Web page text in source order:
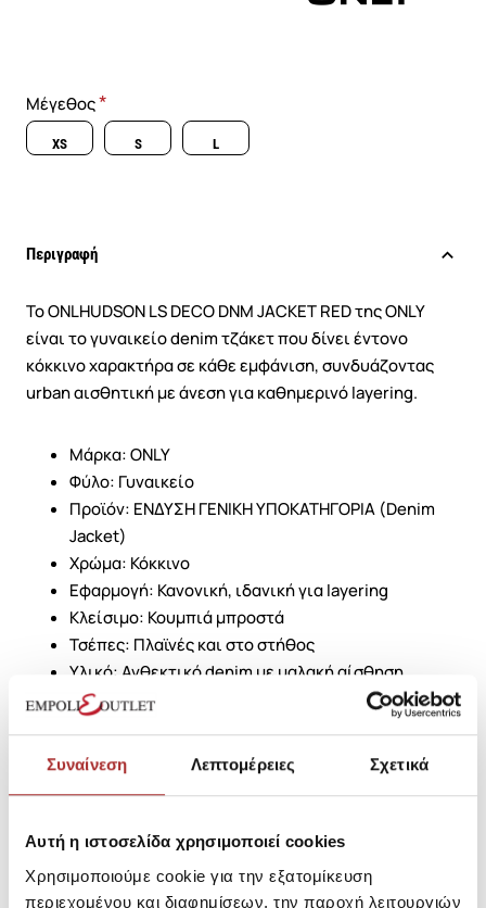
Συναίνεση Λεπτομέρειες Σχετικά
Αυτή η ιστοσελίδα χρησιμοποιεί cookies
Χρησιμοποιούμε cookie για την εξατομίκευση
περιεχομένου και διαφημίσεων, την παροχή λειτουργιών
Μέγεθος
XS S L
Περιγραφή
Το ONLHUDSON LS DECO DNM JACKET RED της ONLY
είναι το γυναικείο denim τζάκετ που δίνει έντονο
κόκκινο χαρακτήρα σε κάθε εμφάνιση, συνδυάζοντας
urban αισθητική με άνεση για καθημερινό layering.
Μάρκα: ONLY
Φύλο: Γυναικείο
Προϊόν: ΕΝΔΥΣΗ ΓΕΝΙΚΗ ΥΠΟΚΑΤΗΓΟΡΙΑ (Denim
Jacket)
Χρώμα: Κόκκινο
Εφαρμογή: Κανονική, ιδανική για layering
Κλείσιμο: Κουμπιά μπροστά
Τσέπες: Πλαϊνές και στο στήθος
Υλικό: Ανθεκτικό denim με μαλακή αίσθηση
Στυλ: Statement κομμάτι για day-to-night looks
Φροντίδα: Πλύσιμο σύμφωνα με τις οδηγίες του
κατασκευαστή
Συνδύασέ το με T-shirt, mom jeans ή φορέματα για
sneakers ή ankle boots για ολοκληρωμένο, μοντέρνο
look.